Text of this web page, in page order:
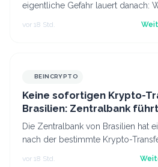
eigentliche Gefahr lauert danach:
kostenlose Fork-Coins verkauft, k…
vor 18 Std.
BEINCRYPTO
Keine sofortigen Krypto-
Brasilien: Zentralbank
ein
Die Zentralbank von Brasilien hat
nach der bestimmte Krypto-
vor 18 Std.